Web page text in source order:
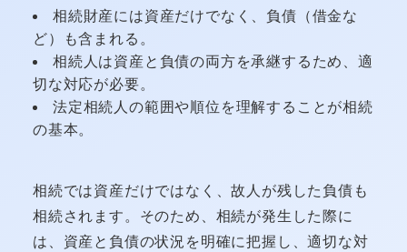
相続財産には資産だけでなく、負債（借金な
ど）も含まれる。
相続人は資産と負債の両方を承継するため、適
切な対応が必要。
法定相続人の範囲や順位を理解することが相続
の基本。
相続では資産だけではなく、故人が残した負債も
相続されます。そのため、相続が発生した際に
は、資産と負債の状況を明確に把握し、適切な対